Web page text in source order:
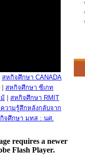
สหกิจศึกษา CANADA
สหกิจศึกษา ซีเกท
สหกิจศึกษา RMIT
วามรู้สึกหลังกลับจาก
จศึกษา มทส : นศ.
requires a newer
Flash Player.